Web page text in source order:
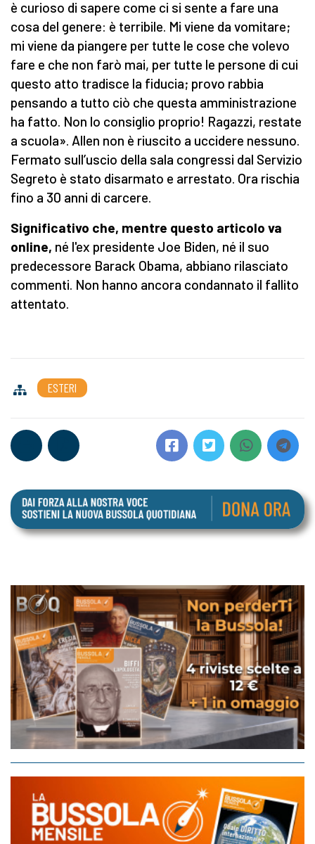
è curioso di sapere come ci si sente a fare una
cosa del genere: è terribile. Mi viene da vomitare;
mi viene da piangere per tutte le cose che volevo
fare e che non farò mai, per tutte le persone di cui
questo atto tradisce la fiducia; provo rabbia
pensando a tutto ciò che questa amministrazione
ha fatto. Non lo consiglio proprio! Ragazzi, restate
a scuola». Allen non è riuscito a uccidere nessuno.
Fermato sull’uscio della sala congressi dal Servizio
Segreto è stato disarmato e arrestato. Ora rischia
fino a 30 anni di carcere.
Significativo che, mentre questo articolo va
online, né l'ex presidente Joe Biden, né il suo
predecessore Barack Obama, abbiano rilasciato
commenti. Non hanno ancora condannato il fallito
attentato.
ESTERI